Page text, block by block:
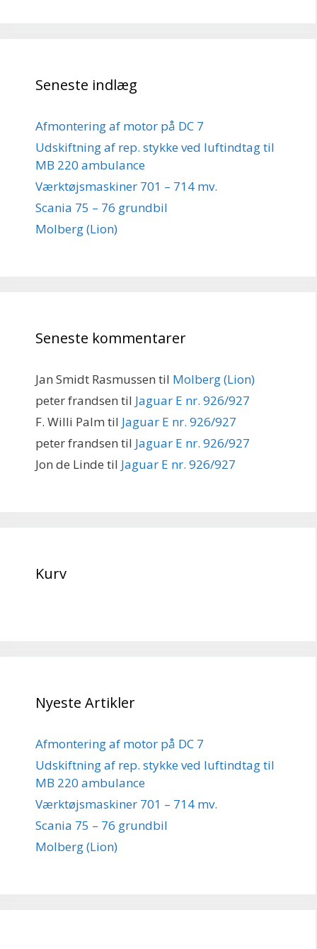
Seneste indlæg
Afmontering af motor på DC 7
Udskiftning af rep. stykke ved luftindtag til
MB 220 ambulance
Værktøjsmaskiner 701 – 714 mv.
Scania 75 – 76 grundbil
Molberg (Lion)
Seneste kommentarer
Jan Smidt Rasmussen til Molberg (Lion)
peter frandsen til Jaguar E nr. 926/927
F. Willi Palm til Jaguar E nr. 926/927
peter frandsen til Jaguar E nr. 926/927
Jon de Linde til Jaguar E nr. 926/927
Kurv
Nyeste Artikler
Afmontering af motor på DC 7
Udskiftning af rep. stykke ved luftindtag til
MB 220 ambulance
Værktøjsmaskiner 701 – 714 mv.
Scania 75 – 76 grundbil
Molberg (Lion)